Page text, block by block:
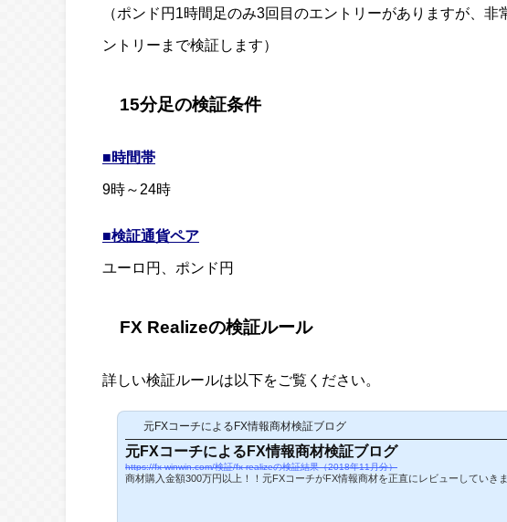
（ポンド円1時間足のみ3回目のエントリーがありますが、
ントリーまで検証します）
15分足の検証条件
■時間帯
9時～24時
■検証通貨ペア
ユーロ円、ポンド円
FX Realizeの検証ルール
詳しい検証ルールは以下をご覧ください。
元FXコーチによるFX情報商材検証ブログ
元FXコーチによるFX情報商材検証ブログ
https://fx-winwin.com/検証/fx-realizeの検証結果（2018年11月分）
商材購入金額300万円以上！！元FXコーチがFX情報商材を正直にレビューしていき